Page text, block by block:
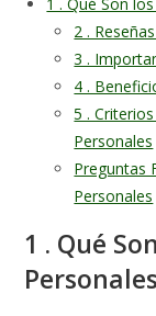
2 .
3 .
4 .
5 .
Personales
Preguntas
Personales
1 . Qué
Personales